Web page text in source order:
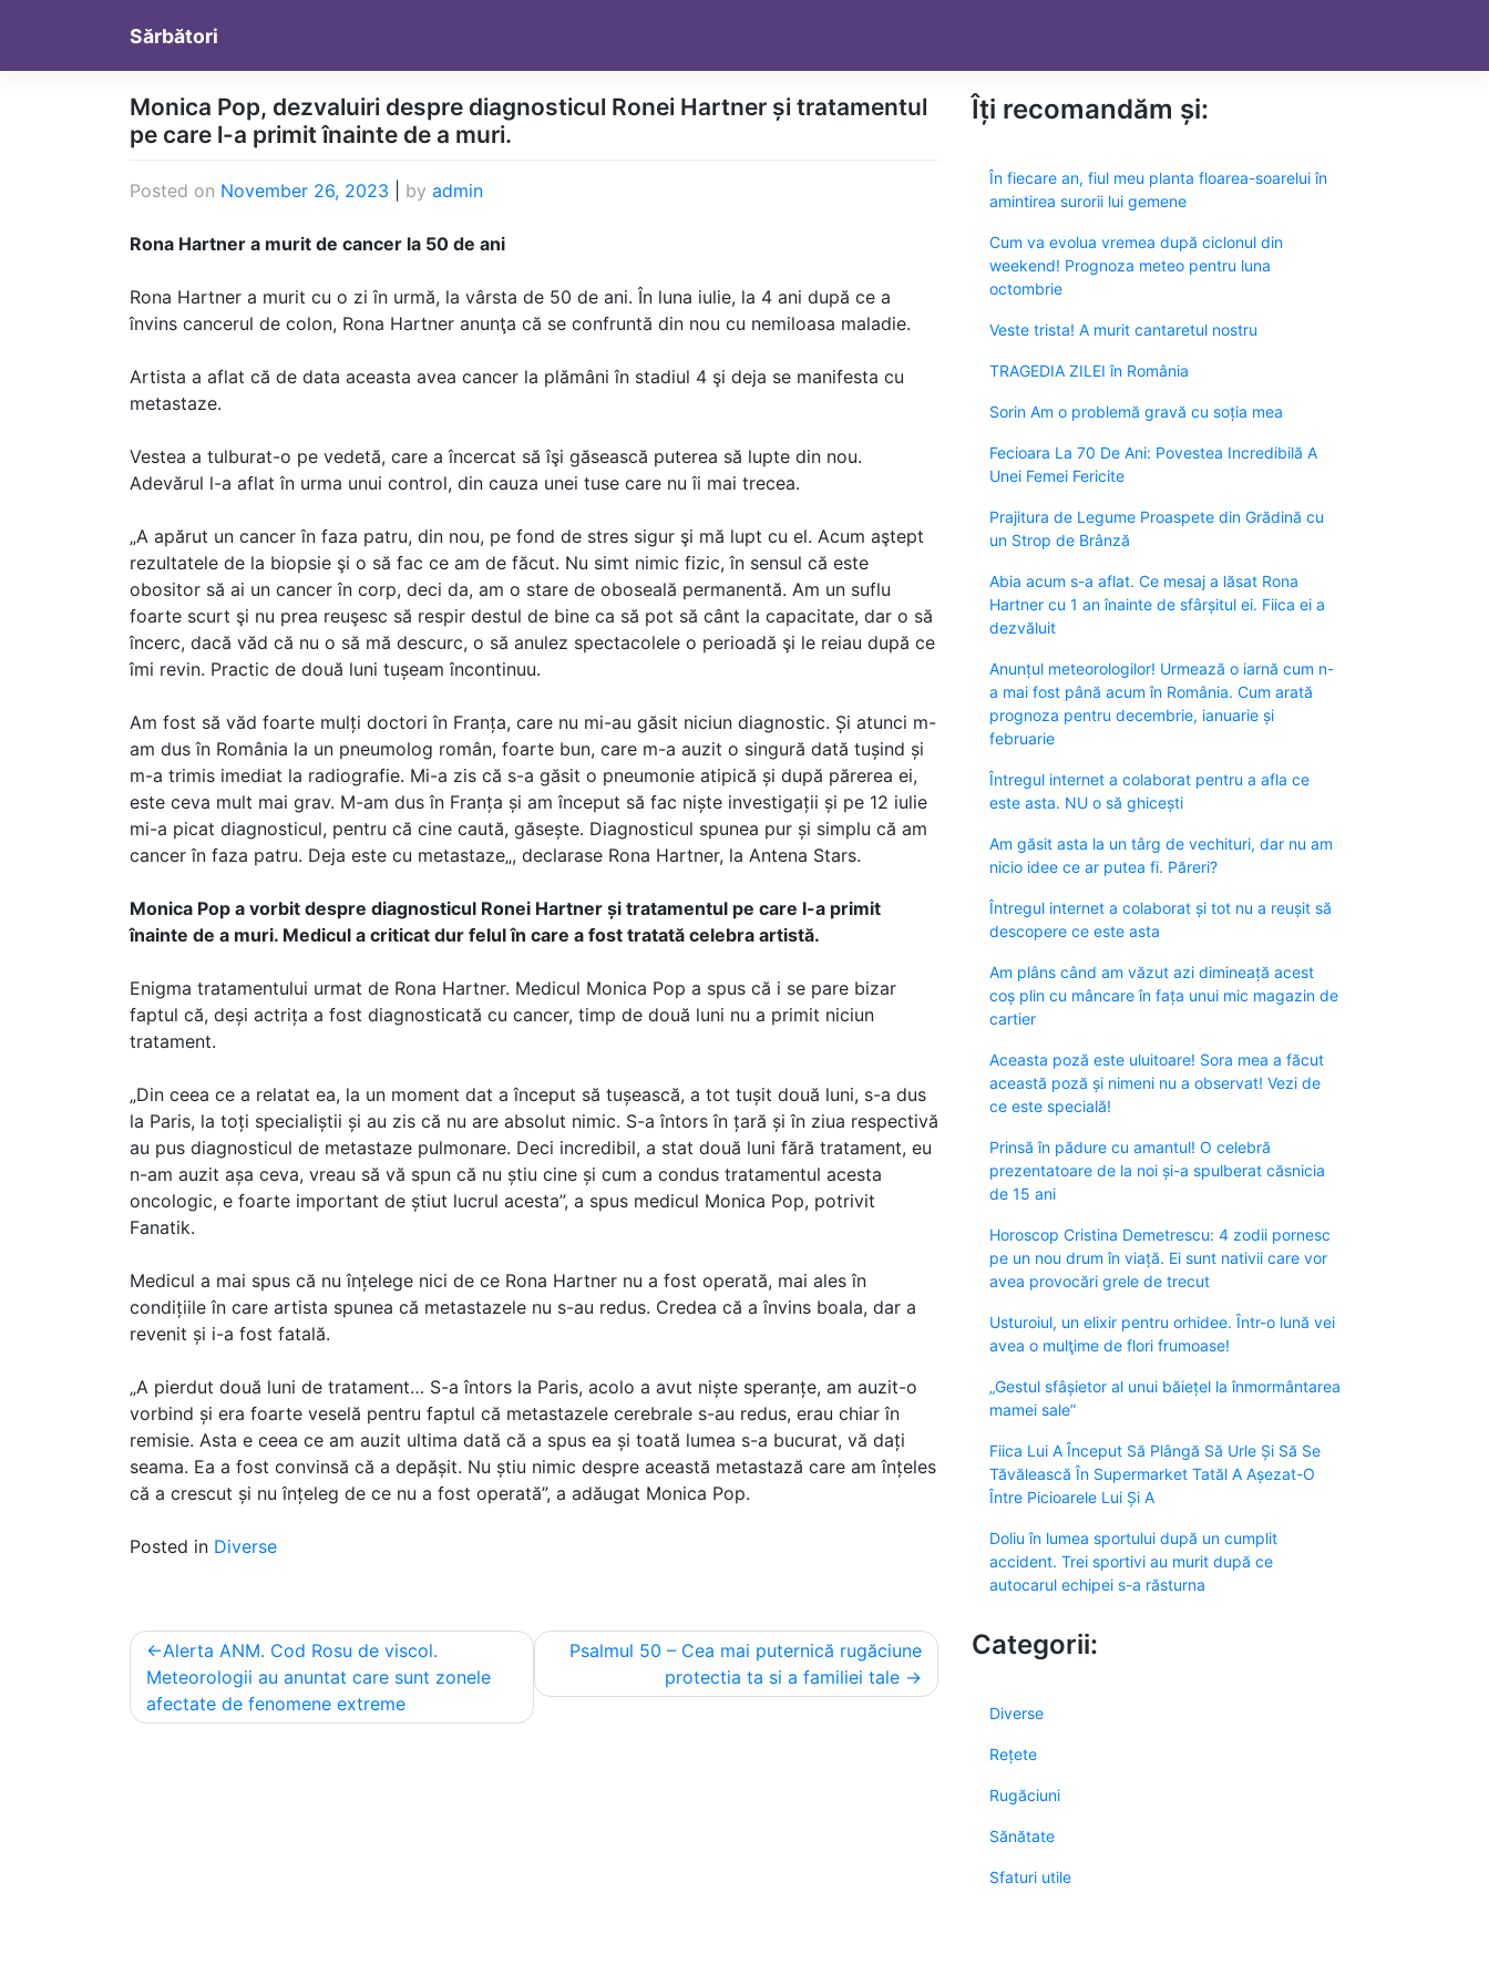
content
Sărbători
Monica Pop, dezvaluiri despre diagnosticul Ronei Hartner și tratamentul
pe care l-a primit înainte de a muri.
Posted on November 26, 2023 by admin
Rona Hartner a murit de cancer la 50 de ani
Rona Hartner a murit cu o zi în urmă, la vârsta de 50 de ani. În luna iulie, la 4 ani după ce a
învins cancerul de colon, Rona Hartner anunţa că se confruntă din nou cu nemiloasa maladie.
Artista a aflat că de data aceasta avea cancer la plămâni în stadiul 4 şi deja se manifesta cu
metastaze.
Vestea a tulburat-o pe vedetă, care a încercat să îşi găsească puterea să lupte din nou.
Adevărul l-a aflat în urma unui control, din cauza unei tuse care nu îi mai trecea.
„A apărut un cancer în faza patru, din nou, pe fond de stres sigur şi mă lupt cu el. Acum aştept
rezultatele de la biopsie şi o să fac ce am de făcut. Nu simt nimic fizic, în sensul că este
obositor să ai un cancer în corp, deci da, am o stare de oboseală permanentă. Am un suflu
foarte scurt şi nu prea reuşesc să respir destul de bine ca să pot să cânt la capacitate, dar o să
încerc, dacă văd că nu o să mă descurc, o să anulez spectacolele o perioadă şi le reiau după ce
îmi revin. Practic de două luni tușeam încontinuu.
Am fost să văd foarte mulți doctori în Franța, care nu mi-au găsit niciun diagnostic. Și atunci m-
am dus în România la un pneumolog român, foarte bun, care m-a auzit o singură dată tușind și
m-a trimis imediat la radiografie. Mi-a zis că s-a găsit o pneumonie atipică și după părerea ei,
este ceva mult mai grav. M-am dus în Franța și am început să fac niște investigații și pe 12 iulie
mi-a picat diagnosticul, pentru că cine caută, găsește. Diagnosticul spunea pur și simplu că am
cancer în faza patru. Deja este cu metastaze„, declarase Rona Hartner, la Antena Stars.
Monica Pop a vorbit despre diagnosticul Ronei Hartner și tratamentul pe care l-a primit
înainte de a muri. Medicul a criticat dur felul în care a fost tratată celebra artistă.
Enigma tratamentului urmat de Rona Hartner. Medicul Monica Pop a spus că i se pare bizar
faptul că, deși actrița a fost diagnosticată cu cancer, timp de două luni nu a primit niciun
tratament.
„Din ceea ce a relatat ea, la un moment dat a început să tușească, a tot tușit două luni, s-a dus
la Paris, la toți specialiștii și au zis că nu are absolut nimic. S-a întors în țară și în ziua respectivă
au pus diagnosticul de metastaze pulmonare. Deci incredibil, a stat două luni fără tratament, eu
n-am auzit așa ceva, vreau să vă spun că nu știu cine și cum a condus tratamentul acesta
oncologic, e foarte important de știut lucrul acesta”, a spus medicul Monica Pop, potrivit
Fanatik.
Medicul a mai spus că nu înțelege nici de ce Rona Hartner nu a fost operată, mai ales în
condițiile în care artista spunea că metastazele nu s-au redus. Credea că a învins boala, dar a
revenit și i-a fost fatală.
„A pierdut două luni de tratament… S-a întors la Paris, acolo a avut niște speranțe, am auzit-o
vorbind și era foarte veselă pentru faptul că metastazele cerebrale s-au redus, erau chiar în
remisie. Asta e ceea ce am auzit ultima dată că a spus ea și toată lumea s-a bucurat, vă dați
seama. Ea a fost convinsă că a depășit. Nu știu nimic despre această metastază care am înțeles
că a crescut și nu înțeleg de ce nu a fost operată”, a adăugat Monica Pop.
Posted in Diverse
Post
navigation
Alerta ANM. Cod Rosu de viscol.
Meteorologii au anuntat care sunt zonele
afectate de fenomene extreme
Psalmul 50 – Cea mai puternică rugăciune
protectia ta si a familiei tale
Îți recomandăm și:
În fiecare an, fiul meu planta floarea-soarelui în
amintirea surorii lui gemene
Cum va evolua vremea după ciclonul din
weekend! Prognoza meteo pentru luna
octombrie
Veste trista! A murit cantaretul nostru
TRAGEDIA ZILEI în România
Sorin Am o problemă gravă cu soția mea
Fecioara La 70 De Ani: Povestea Incredibilă A
Unei Femei Fericite
Prajitura de Legume Proaspete din Grădină cu
un Strop de Brânză
Abia acum s-a aflat. Ce mesaj a lăsat Rona
Hartner cu 1 an înainte de sfârșitul ei. Fiica ei a
dezvăluit
Anunțul meteorologilor! Urmează o iarnă cum n-
a mai fost până acum în România. Cum arată
prognoza pentru decembrie, ianuarie și
februarie
Întregul internet a colaborat pentru a afla ce
este asta. NU o să ghicești
Am găsit asta la un târg de vechituri, dar nu am
nicio idee ce ar putea fi. Păreri?
Întregul internet a colaborat și tot nu a reușit să
descopere ce este asta
Am plâns când am văzut azi dimineață acest
coș plin cu mâncare în fața unui mic magazin de
cartier
Aceasta poză este uluitoare! Sora mea a făcut
această poză și nimeni nu a observat! Vezi de
ce este specială!
Prinsă în pădure cu amantul! O celebră
prezentatoare de la noi și-a spulberat căsnicia
de 15 ani
Horoscop Cristina Demetrescu: 4 zodii pornesc
pe un nou drum în viață. Ei sunt nativii care vor
avea provocări grele de trecut
Usturoiul, un elixir pentru orhidee. Într-o lună vei
avea o mulţime de flori frumoase!
„Gestul sfâșietor al unui băiețel la înmormântarea
mamei sale”
Fiica Lui A Început Să Plângă Să Urle Și Să Se
Tăvălească În Supermarket Tatăl A Așezat-O
Între Picioarele Lui Și A
Doliu în lumea sportului după un cumplit
accident. Trei sportivi au murit după ce
autocarul echipei s-a răsturna
Categorii:
Diverse
Rețete
Rugăciuni
Sănătate
Sfaturi utile